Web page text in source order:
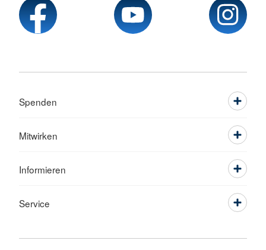
Spenden
Mitwirken
Informieren
Service